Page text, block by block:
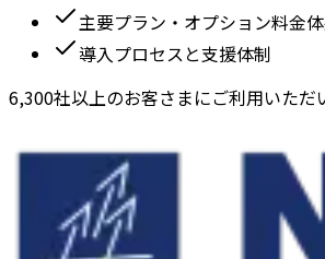
主要プラン・オプション料金
導入プロセスと支援体制
6,300社以上のお客さまにご利用いただ